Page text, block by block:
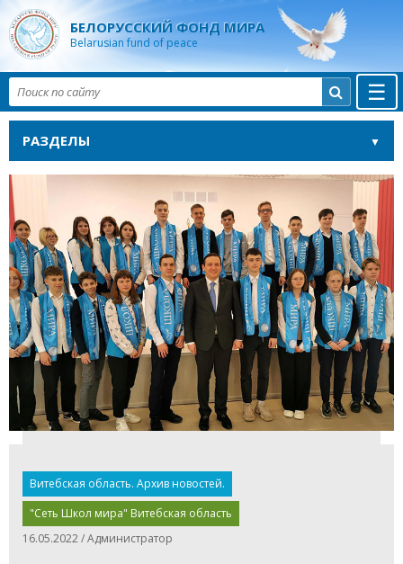
БЕЛОРУССКИЙ ФОНД МИРА
Belarusian fund of peace
☰

РАЗДЕЛЫ
Витебская область. Архив новостей.
"Сеть Школ мира" Витебская область
16.05.2022 / Администратор